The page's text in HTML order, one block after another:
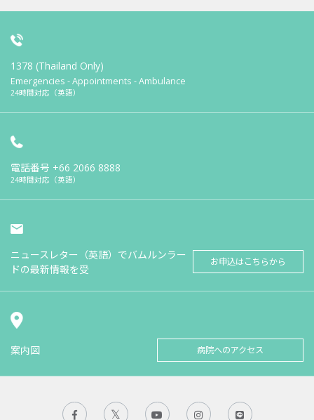
1378 (Thailand Only)
Emergencies - Appointments - Ambulance
24時間対応（英語）
電話番号 +66 2066 8888
24時間対応（英語）
ニュースレター（英語）でバムルンラー
ドの最新情報を受
お申込はこちらから
案内図 病院へのアクセス